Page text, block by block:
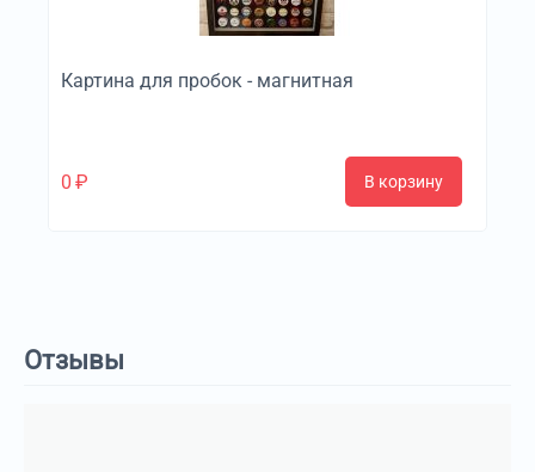
Картина для пробок - магнитная
0 ₽ В корзину
Отзывы